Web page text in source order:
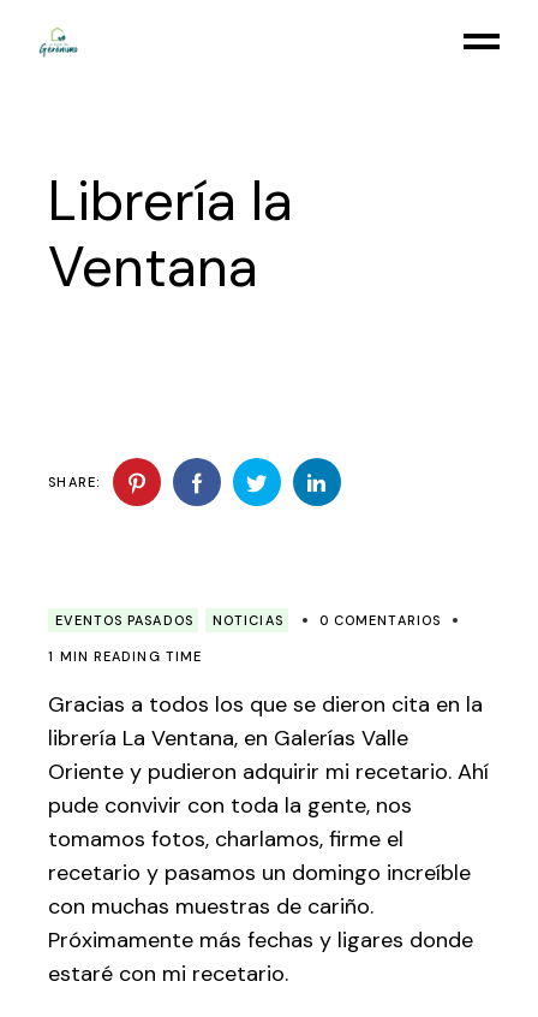
Librería la
Ventana
SHARE:
EVENTOS PASADOS NOTICIAS 0 COMENTARIOS
1 MIN READING TIME
Gracias a todos los que se dieron cita en la
librería La Ventana, en Galerías Valle
Oriente y pudieron adquirir mi recetario. Ahí
pude convivir con toda la gente, nos
tomamos fotos, charlamos, firme el
recetario y pasamos un domingo increíble
con muchas muestras de cariño.
Próximamente más fechas y ligares donde
estaré con mi recetario.